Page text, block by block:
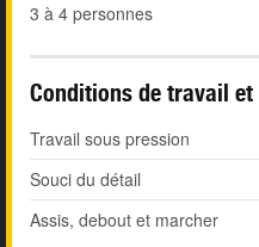
3 à 4 personnes
Conditions de travail
Travail sous pression
Souci du détail
Assis, debout et marcher